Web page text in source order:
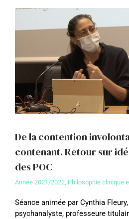
De la contention
contenant. Retour sur
des POC
Année 2021/2022, Philosophie clinique
Séance animée par Cynthia
psychanalyste, professeure